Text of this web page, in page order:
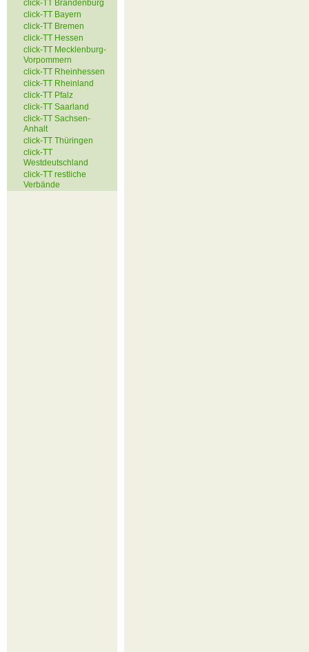
click-TT Brandenburg
click-TT Bayern
click-TT Bremen
click-TT Hessen
click-TT Mecklenburg-
Vorpommern
click-TT Rheinhessen
click-TT Rheinland
click-TT Pfalz
click-TT Saarland
click-TT Sachsen-
Anhalt
click-TT Thüringen
click-TT
Westdeutschland
click-TT restliche
Verbände